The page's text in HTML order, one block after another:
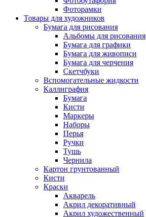
Фоторамки
Товары для художников
Бумага для рисования
Альбомы для рисования
Бумага для графики
Бумага для живописи
Бумага для черчения
Скетчбуки
Вспомогательные жидкости
Каллиграфия
Бумага
Кисти
Маркеры
Наборы
Перья
Ручки
Тушь
Чернила
Картон грунтованный
Кисти
Краски
Акварель
Акрил декоративный
Акрил художественный